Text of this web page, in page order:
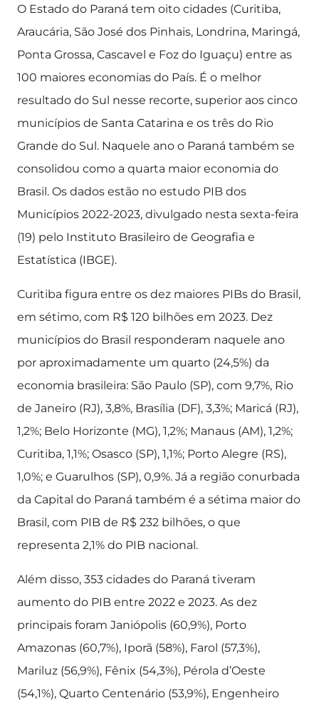
O Estado do Paraná tem oito cidades (Curitiba,
Araucária, São José dos Pinhais, Londrina, Maringá,
Ponta Grossa, Cascavel e Foz do Iguaçu) entre as
100 maiores economias do País. É o melhor
resultado do Sul nesse recorte, superior aos cinco
municípios de Santa Catarina e os três do Rio
Grande do Sul. Naquele ano o Paraná também se
consolidou como a quarta maior economia do
Brasil. Os dados estão no estudo PIB dos
Municípios 2022-2023, divulgado nesta sexta-feira
(19) pelo Instituto Brasileiro de Geografia e
Estatística (IBGE).
Curitiba figura entre os dez maiores PIBs do Brasil,
em sétimo, com R$ 120 bilhões em 2023. Dez
municípios do Brasil responderam naquele ano
por aproximadamente um quarto (24,5%) da
economia brasileira: São Paulo (SP), com 9,7%, Rio
de Janeiro (RJ), 3,8%, Brasília (DF), 3,3%; Maricá (RJ),
1,2%; Belo Horizonte (MG), 1,2%; Manaus (AM), 1,2%;
Curitiba, 1,1%; Osasco (SP), 1,1%; Porto Alegre (RS),
1,0%; e Guarulhos (SP), 0,9%. Já a região conurbada
da Capital do Paraná também é a sétima maior do
Brasil, com PIB de R$ 232 bilhões, o que
representa 2,1% do PIB nacional.
Além disso, 353 cidades do Paraná tiveram
aumento do PIB entre 2022 e 2023. As dez
principais foram Janiópolis (60,9%), Porto
Amazonas (60,7%), Iporã (58%), Farol (57,3%),
Mariluz (56,9%), Fênix (54,3%), Pérola d’Oeste
(54,1%), Quarto Centenário (53,9%), Engenheiro